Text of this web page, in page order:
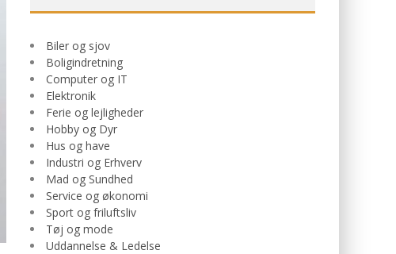
Biler og sjov
Boligindretning
Computer og IT
Elektronik
Ferie og lejligheder
Hobby og Dyr
Hus og have
Industri og Erhverv
Mad og Sundhed
Service og økonomi
Sport og friluftsliv
Tøj og mode
Uddannelse & Ledelse